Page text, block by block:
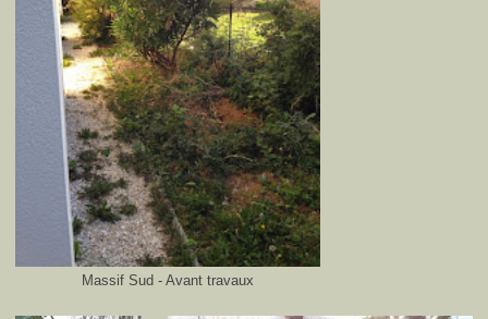
Massif Sud - Avant travaux